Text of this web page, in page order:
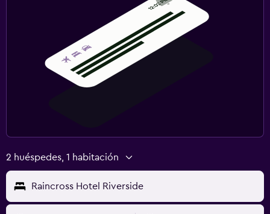
2 huéspedes, 1 habitación
Raincross Hotel Riverside